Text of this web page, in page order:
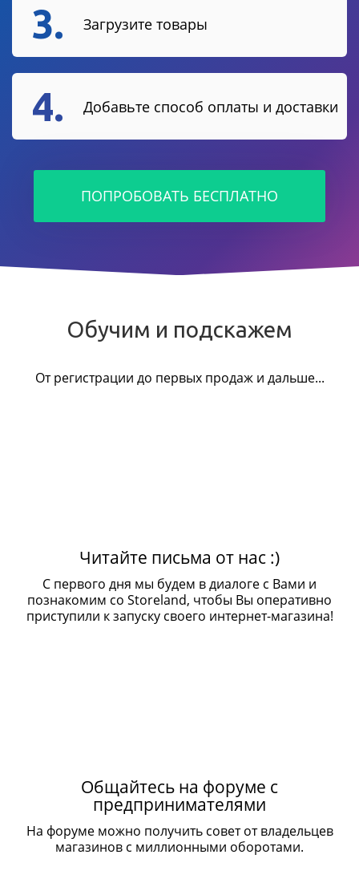
3. Загрузите товары
4. Добавьте способ оплаты и доставки
ПОПРОБОВАТЬ БЕСПЛАТНО
Обучим и подскажем
От регистрации до первых продаж и дальше...
Читайте письма от нас :)
С первого дня мы будем в диалоге с Вами и
познакомим со Storeland, чтобы Вы оперативно
приступили к запуску своего интернет-магазина!
Общайтесь на форуме с
предпринимателями
На форуме можно получить совет от владельцев
магазинов с миллионными оборотами.